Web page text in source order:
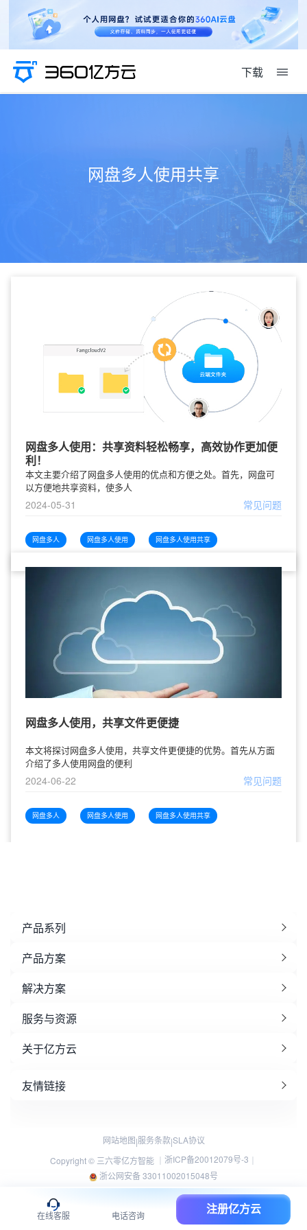
下载
网盘多人使用共享
网盘多人使用：共享资料轻松畅享，高效协作更加便
利！
本文主要介绍了网盘多人使用的优点和方便之处。首先，网盘可
以方便地共享资料，使多人
2024-05-31 常见问题
网盘多人 网盘多人使用 网盘多人使用共享
网盘多人使用，共享文件更便捷
本文将探讨网盘多人使用，共享文件更便捷的优势。首先从方面
介绍了多人使用网盘的便利
2024-06-22 常见问题
网盘多人 网盘多人使用 网盘多人使用共享
产品系列
产品方案
解决方案
服务与资源
关于亿方云
友情链接
网站地图|服务条款|SLA协议
Copyright © 三六零亿方智能 ｜ 浙ICP备20012079号-3 ｜
浙公网安备 33011002015048号
在线客服 电话咨询
注册亿方云